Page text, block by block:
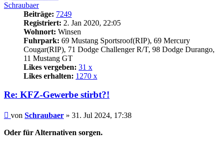
Schraubaer
Beiträge: 7249
Registriert: 2. Jan 2020, 22:05
Wohnort: Winsen
Fuhrpark: 69 Mustang Sportsroof(RIP), 69 Mercury
Cougar(RIP), 71 Dodge Challenger R/T, 98 Dodge Durango,
11 Mustang GT
Likes vergeben: 31 x
Likes erhalten: 1270 x
Re: KFZ-Gewerbe stirbt?!
Beitrag
von Schraubaer » 31. Jul 2024, 17:38
Oder für Alternativen sorgen.